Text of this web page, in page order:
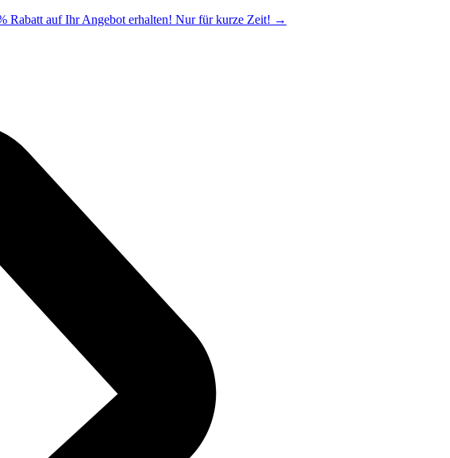
Rabatt auf Ihr Angebot erhalten! Nur für kurze Zeit! →